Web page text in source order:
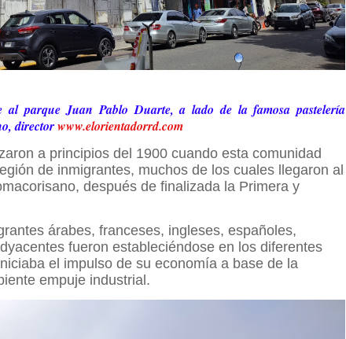
parque Juan Pablo Duarte, a lado de la famosa pastelería
directorwww.elorientadorrd.com
a principios del 1900 cuando esta comunidad
de inmigrantes, muchos de los cuales llegaron al
después de finalizada la Primera y
árabes, franceses, ingleses, españoles,
fueron estableciéndose en los diferentes
el impulso de su economía a base de la
empuje industrial.